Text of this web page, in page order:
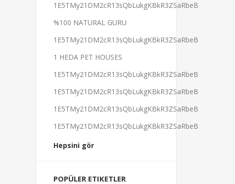
1E5TMy21DM2cR13sQbLukgKBkR3ZSaRbeB
%100 NATURAL GURU
1E5TMy21DM2cR13sQbLukgKBkR3ZSaRbeB
1 HEDA PET HOUSES
1E5TMy21DM2cR13sQbLukgKBkR3ZSaRbeB
1E5TMy21DM2cR13sQbLukgKBkR3ZSaRbeB
1E5TMy21DM2cR13sQbLukgKBkR3ZSaRbeB
1E5TMy21DM2cR13sQbLukgKBkR3ZSaRbeB
Hepsini gör
POPÜLER ETIKETLER